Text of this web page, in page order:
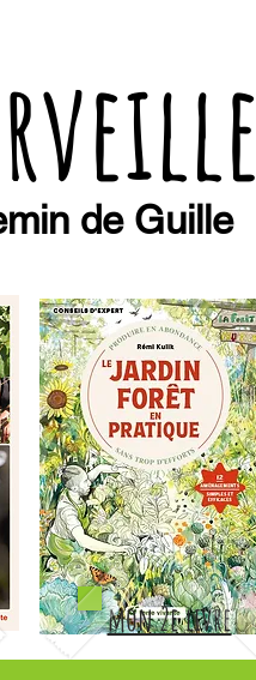
mon 2e livre
de Guille